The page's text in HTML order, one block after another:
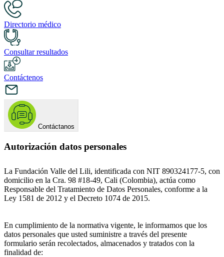
Directorio médico
Consultar resultados
Contáctenos
Contáctanos
Autorización datos personales
La Fundación Valle del Lili, identificada con NIT 890324177-5, con
domicilio en la Cra. 98 #18-49, Cali (Colombia), actúa como
Responsable del Tratamiento de Datos Personales, conforme a la
Ley 1581 de 2012 y el Decreto 1074 de 2015.
En cumplimiento de la normativa vigente, le informamos que los
datos personales que usted suministre a través del presente
formulario serán recolectados, almacenados y tratados con la
finalidad de: